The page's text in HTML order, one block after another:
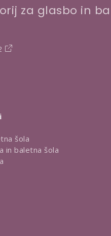
za glasbo in
šola
in baletna šola